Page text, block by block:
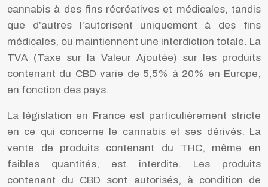
cannabis à des fins récréatives et médicales, tandis
que d’autres l’autorisent uniquement à des fins
médicales, ou maintiennent une interdiction totale. La
TVA (Taxe sur la Valeur Ajoutée) sur les produits
contenant du CBD varie de 5,5% à 20% en Europe,
en fonction des pays.
La législation en France est particulièrement stricte
en ce qui concerne le cannabis et ses dérivés. La
vente de produits contenant du THC, même en
faibles quantités, est interdite. Les produits
contenant du CBD sont autorisés, à condition de